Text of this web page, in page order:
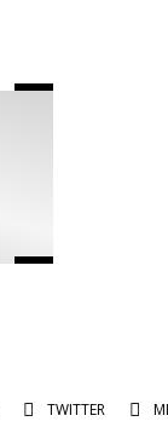
TWITTER